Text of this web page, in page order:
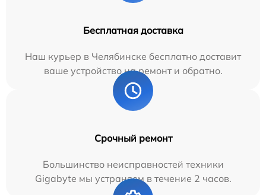
Бесплатная доставка
Наш курьер в Челябинске бесплатно доставит
ваше устройство на ремонт и обратно.
Срочный ремонт
Большинство неисправностей техники
Gigabyte мы устраняем в течение 2 часов.